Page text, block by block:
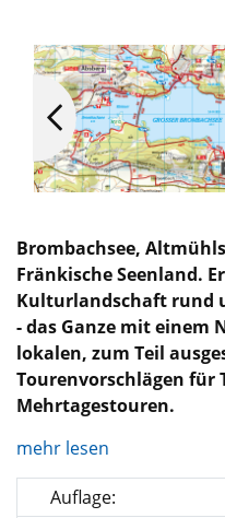
Brombachsee,
Fränkische Seenland.
Kulturlandschaft rund
- das Ganze mit einem
lokalen, zum Teil
Tourenvorschlägen für
Mehrtagestouren.
mehr lesen
Auflage: